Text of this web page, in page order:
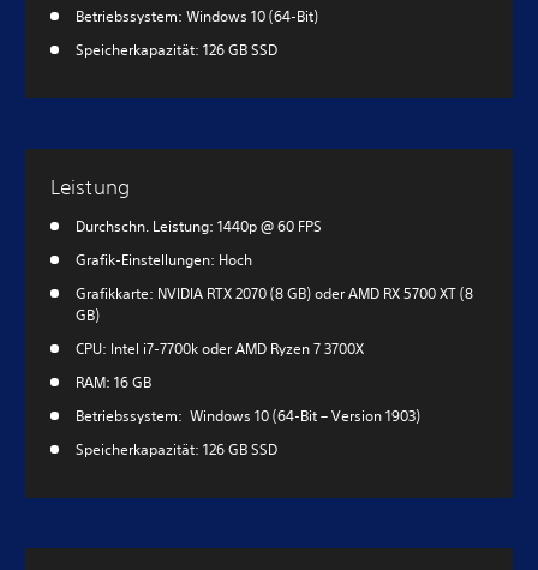
Betriebssystem: Windows 10 (64-Bit)
Speicherkapazität: 126 GB SSD
Leistung
Durchschn. Leistung: 1440p @ 60 FPS
Grafik-Einstellungen: Hoch
Grafikkarte: NVIDIA RTX 2070 (8 GB) oder AMD RX 5700 XT (8
GB)
CPU: Intel i7-7700k oder AMD Ryzen 7 3700X
RAM: 16 GB
Betriebssystem: Windows 10 (64-Bit – Version 1903)
Speicherkapazität: 126 GB SSD